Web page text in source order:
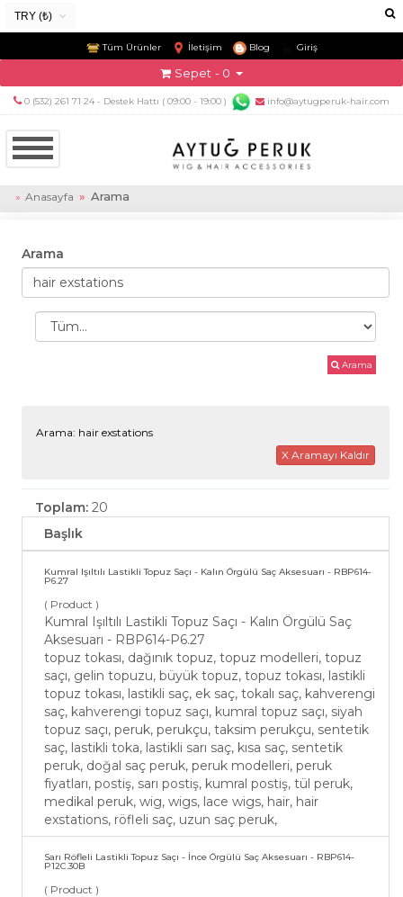
TRY (₺)
TRY (₺)
Tüm Ürünler İletişim Blog Giriş
Sepet - 0
0 (532) 261 71 24 - Destek Hattı ( 09:00 - 19:00 ) info@aytugperuk-hair.com
Anasayfa Arama
Arama
Arama
Arama: hair exstations
X Aramayı Kaldır
Toplam: 20
Başlık
Kumral Işıltılı Lastikli Topuz Saçı - Kalın Örgülü Saç Aksesuarı - RBP614-
P6.27
( Product )
Kumral Işıltılı Lastikli Topuz Saçı - Kalın Örgülü Saç
Aksesuarı - RBP614-P6.27
topuz tokası, dağınık topuz, topuz modelleri, topuz
saçı, gelin topuzu, büyük topuz, topuz tokası, lastikli
topuz tokası, lastikli saç, ek saç, tokalı saç, kahverengi
saç, kahverengi topuz saçı, kumral topuz saçı, siyah
topuz saçı, peruk, perukçu, taksim perukçu, sentetik
saç, lastikli toka, lastikli sarı saç, kısa saç, sentetik
peruk, doğal saç peruk, peruk modelleri, peruk
fiyatları, postiş, sarı postiş, kumral postiş, tül peruk,
medikal peruk, wig, wigs, lace wigs, hair, hair
exstations, röfleli saç, uzun saç peruk,
Sarı Röfleli Lastikli Topuz Saçı - İnce Örgülü Saç Aksesuarı - RBP614-
P12C.30B
( Product )